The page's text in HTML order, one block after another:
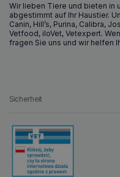
Wir lieben Tiere und bieten in
abgestimmt auf Ihr Haustier.
Canin, Hill’s, Purina, Calibra,
Vetfood, iloVet, Vetexpert.
fragen Sie uns und wir helfen
Sicherheit